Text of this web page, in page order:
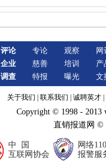
评论
企业
调查
专论
慈善
特报
观察
培训
曝光
网
产
文
关于我们 联系我们 诚聘英才
Copyright © 1998 - 2013
直销报道网
中 国
互联网协会
网络110
报警服